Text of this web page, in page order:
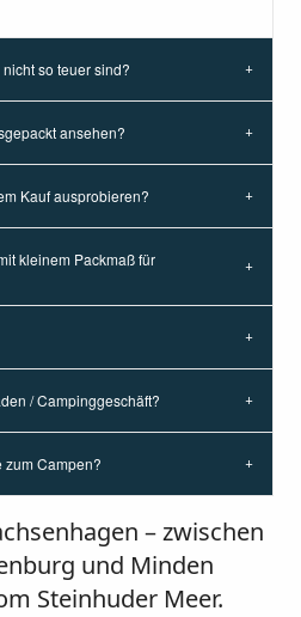
so teuer sind?
ansehen?
Kauf ausprobieren?
kleinem Packmaß für
/ Campinggeschäft?
zum Campen?
– zwischen
und Minden
Steinhuder Meer.